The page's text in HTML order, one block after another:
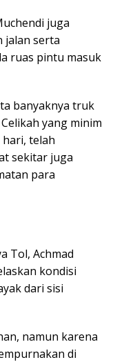
juga
jalan serta
ruas pintu masuk
banyaknya truk
yang minim
telah
sekitar juga
para
Tol, Achmad
kondisi
dari sisi
namun karena
di